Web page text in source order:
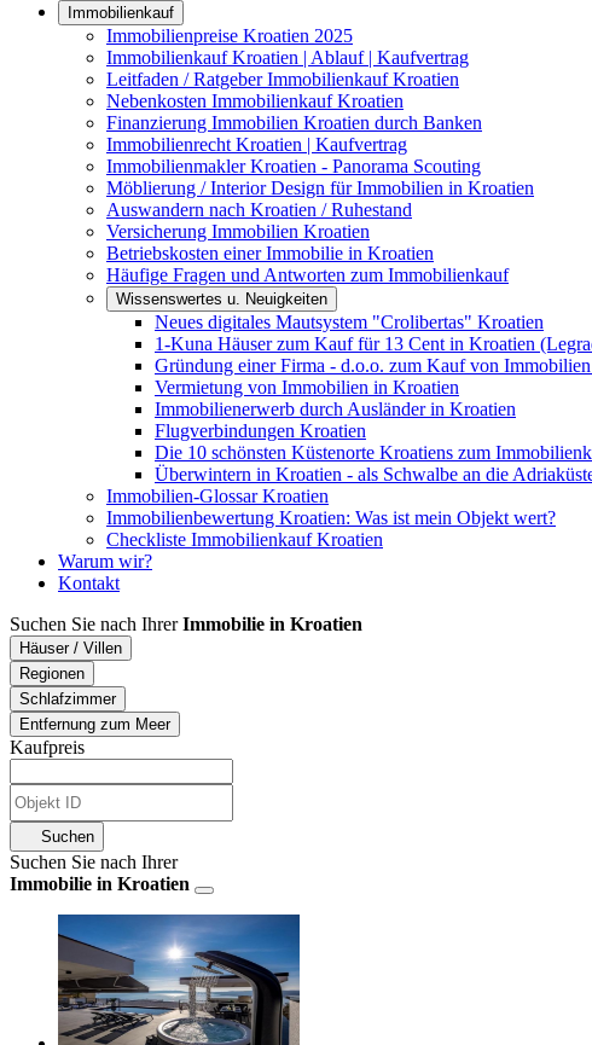
Immobilienkauf
Immobilienpreise Kroatien 2025
Immobilienkauf Kroatien | Ablauf | Kaufvertrag
Leitfaden / Ratgeber Immobilienkauf Kroatien
Nebenkosten Immobilienkauf Kroatien
Finanzierung Immobilien Kroatien durch Banken
Immobilienrecht Kroatien | Kaufvertrag
Immobilienmakler Kroatien - Panorama Scouting
Möblierung / Interior Design für Immobilien in Kroatien
Auswandern nach Kroatien / Ruhestand
Versicherung Immobilien Kroatien
Betriebskosten einer Immobilie in Kroatien
Häufige Fragen und Antworten zum Immobilienkauf
Wissenswertes u. Neuigkeiten
Neues digitales Mautsystem "Crolibertas" Kroatien
1-Kuna Häuser zum Kauf für 13 Cent in Kroatien
Gründung einer Firma - d.o.o. zum Kauf von
Vermietung von Immobilien in Kroatien
Immobilienerwerb durch Ausländer in Kroatien
Flugverbindungen Kroatien
Die 10 schönsten Küstenorte Kroatiens zum
Überwintern in Kroatien - als Schwalbe an die
Immobilien-Glossar Kroatien
Immobilienbewertung Kroatien: Was ist mein Objekt wert?
Checkliste Immobilienkauf Kroatien
Warum wir?
Kontakt
Suchen Sie nach IhrerImmobilie in Kroatien
Häuser / Villen
Regionen
Schlafzimmer
Entfernung zum Meer
Kaufpreis
Suchen
Suchen Sie nach Ihrer
Immobilie in Kroatien